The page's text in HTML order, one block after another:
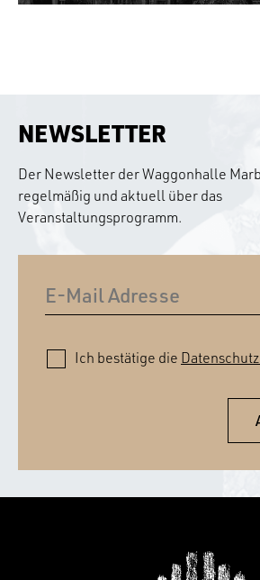
NEWSLETTER
Der Newsletter der Waggonhalle
regelmäßig und aktuell über das
Veranstaltungsprogramm.
Ich bestätige die